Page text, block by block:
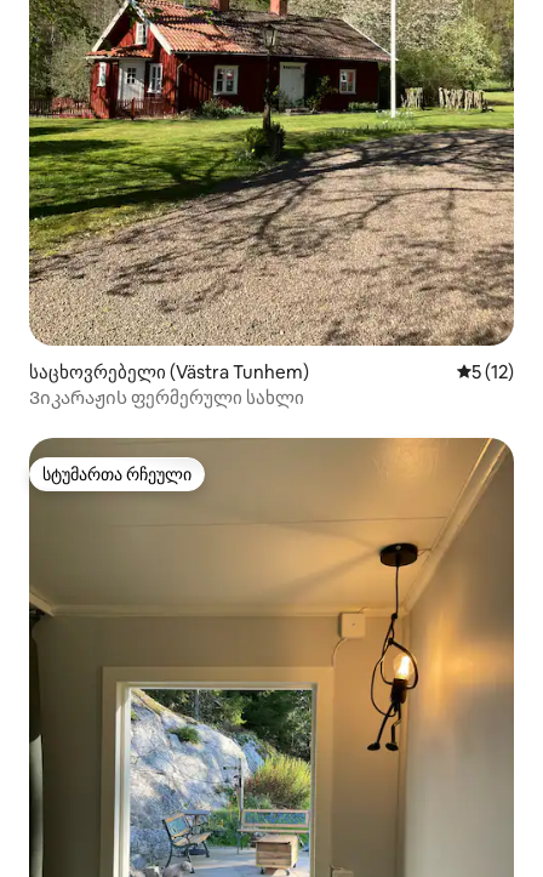
საცხოვრებელი (Västra Tunhem) საშუალო
5 (12)
Ვიკარაჟის ფერმერული სახლი
სტუმართა რჩეული
სტუმართა რჩეული